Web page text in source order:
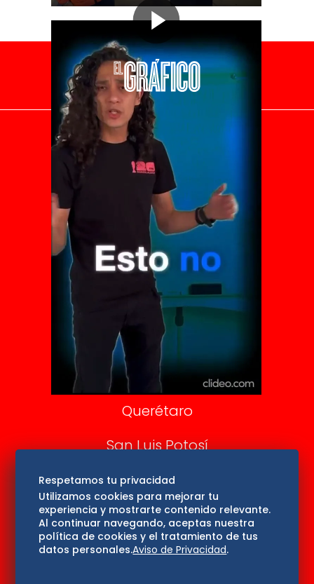
El Universal
Vive USA
Clase
De 10 sports
DeDinero
Confabulario
Aviso Oportuno
Consultas
Querétaro
San Luis Potosí
Edomex
Consultas
Hidalgo
Respetamos tu privacidad
Utilizamos cookies para mejorar tu
experiencia y mostrarte contenido relevante.
Al continuar navegando, aceptas nuestra
política de cookies y el tratamiento de tus
datos personales.Aviso de Privacidad.